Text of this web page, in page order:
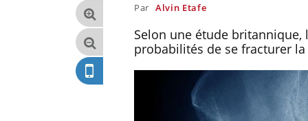
Par Alvin Etafe
Selon une étude
probabilités de se fracturer la